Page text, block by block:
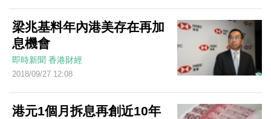
梁兆基料年內港美存在再加
息機會
即時新聞 香港財經
2018/09/27 12:08
港元1個月拆息再創近10年